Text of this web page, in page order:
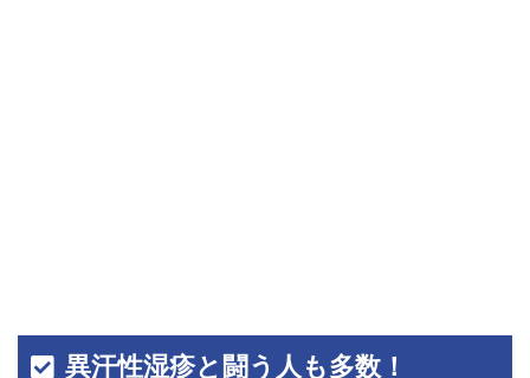
異汗性湿疹と闘う人も多数！